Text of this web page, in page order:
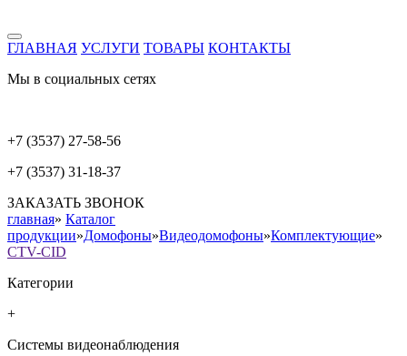
ГЛАВНАЯ УСЛУГИ ТОВАРЫ КОНТАКТЫ
Мы в социальных сетях
+7 (3537) 27-58-56
+7 (3537) 31-18-37
ЗАКАЗАТЬ ЗВОНОК
главная» Каталог
продукции»Домофоны»Видеодомофоны»Комплектующие»
CTV-CID
Категории
+
Системы видеонаблюдения